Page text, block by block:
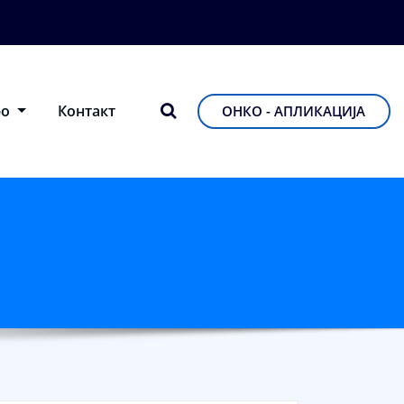
Контакт ОНКО - АПЛИКАЦИЈА